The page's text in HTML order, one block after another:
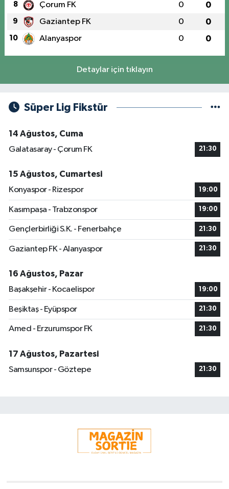
8 Çorum FK 0 0
9 Gaziantep FK 0 0
10 Alanyaspor 0 0
Detaylar için tıklayın
Süper Lig Fikstür
14 Ağustos, Cuma
Galatasaray - Çorum FK
21:30
15 Ağustos, Cumartesi
Konyaspor - Rizespor
19:00
Kasımpaşa - Trabzonspor 19:00
Gençlerbirliği S.K. - Fenerbahçe 21:30
Gaziantep FK - Alanyaspor 21:30
16 Ağustos, Pazar
Başakşehir - Kocaelispor
19:00
Beşiktaş - Eyüpspor 21:30
Amed - Erzurumspor FK 21:30
17 Ağustos, Pazartesi
Samsunspor - Göztepe
21:30